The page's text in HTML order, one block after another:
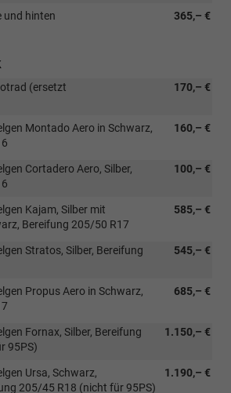
365,– €
und hinten
170,– €
(ersetzt
160,– €
Montado Aero in Schwarz,
100,– €
Cortadero Aero, Silber,
585,– €
Kajam, Silber mit
Bereifung 205/50 R17
545,– €
Stratos, Silber, Bereifung
685,– €
Propus Aero in Schwarz,
1.150,– €
Fornax, Silber, Bereifung
95PS)
1.190,– €
Ursa, Schwarz,
205/45 R18 (nicht für 95PS)